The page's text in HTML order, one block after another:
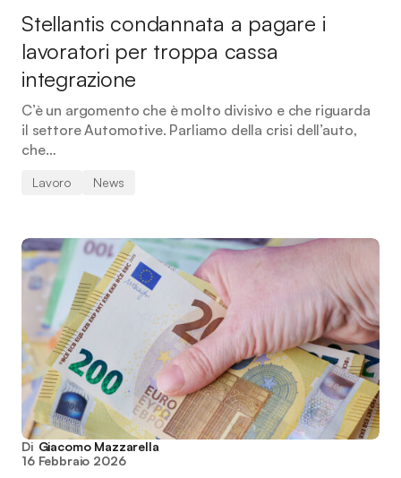
Stellantis condannata a pagare i
lavoratori per troppa cassa
integrazione
C’è un argomento che è molto divisivo e che riguarda
il settore Automotive. Parliamo della crisi dell’auto,
che…
Lavoro News
Di Giacomo Mazzarella
16 Febbraio 2026